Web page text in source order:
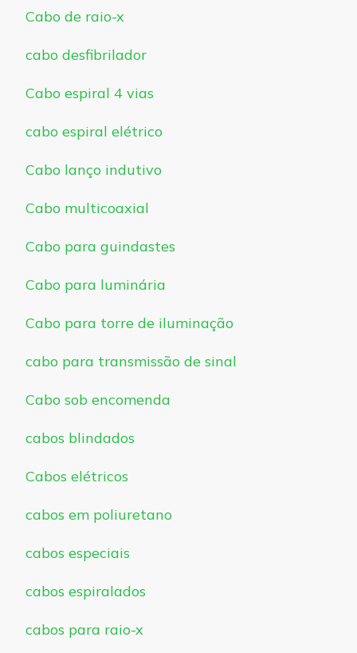
Cabo de raio-x
cabo desfibrilador
Cabo espiral 4 vias
cabo espiral elétrico
Cabo lanço indutivo
Cabo multicoaxial
Cabo para guindastes
Cabo para luminária
Cabo para torre de iluminação
cabo para transmissão de sinal
Cabo sob encomenda
cabos blindados
Cabos elétricos
cabos em poliuretano
cabos especiais
cabos espiralados
cabos para raio-x